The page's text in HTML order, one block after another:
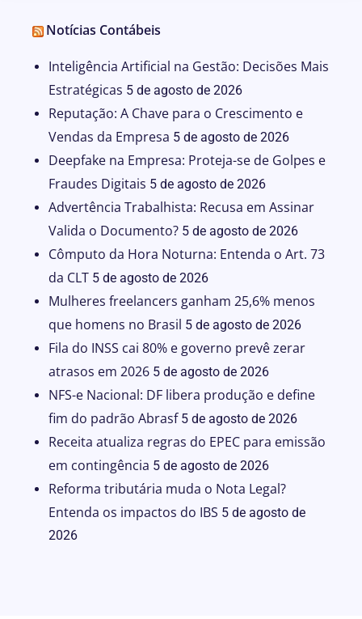
Notícias Contábeis
Inteligência Artificial na Gestão: Decisões Mais
Estratégicas 5 de agosto de 2026
Reputação: A Chave para o Crescimento e
Vendas da Empresa 5 de agosto de 2026
Deepfake na Empresa: Proteja-se de Golpes e
Fraudes Digitais 5 de agosto de 2026
Advertência Trabalhista: Recusa em Assinar
Valida o Documento? 5 de agosto de 2026
Cômputo da Hora Noturna: Entenda o Art. 73
da CLT 5 de agosto de 2026
Mulheres freelancers ganham 25,6% menos
que homens no Brasil 5 de agosto de 2026
Fila do INSS cai 80% e governo prevê zerar
atrasos em 2026 5 de agosto de 2026
NFS-e Nacional: DF libera produção e define
fim do padrão Abrasf 5 de agosto de 2026
Receita atualiza regras do EPEC para emissão
em contingência 5 de agosto de 2026
Reforma tributária muda o Nota Legal?
Entenda os impactos do IBS 5 de agosto de
2026